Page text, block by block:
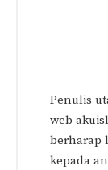
Penulis
web
berharap
kepada